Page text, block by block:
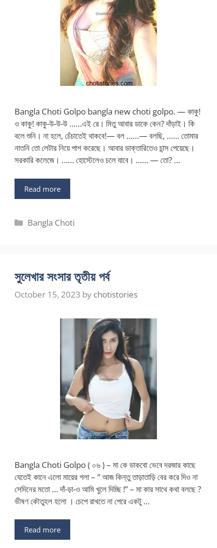
Bangla Choti Golpo bangla new choti golpo. — কাকু!
ও কাকু! কাকু-উ-উ-উ ……এই রে। মিতু আবার ডাকে কেন? দাঁড়াই। কি
বলে শুনি। না হলে, চেঁচাতেই থাকবে!— বল ……— বলছি, …… তোমার
নাতনি তো লেটার নিয়ে পাশ করেছে। আবার ডাক্তারিতেও চান্স পেয়েছে।
সরকারি কলেজে। …… হোস্টেলেও চলে যাবে। …… — তো? …
Read more
Categories
Bangla Choti
সুলেখার সংসার তৃতীয় পর্ব
October 15, 2023 by chotistories
Bangla Choti Golpo ( ০৬ ) – মা কে ডাকবো ভেবে দরজার কাছে
যেতেই কানে এলো মায়ের গলা – ” আজ কিন্তু তাড়াতাড়ি বের করে দিও না
সেদিনের মতো … দাঁ-ড়া-ও আমি খুলে দিচ্ছি !” – মা কার সাথে কথা বলছে ?
ভীষণ কৌতুহল হলো । চেপে রাখতে না পেরে একটু …
Read more